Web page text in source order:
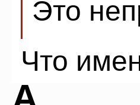
Это
Что